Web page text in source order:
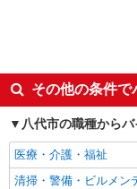
その他の条件で
八代市の職種から
医療・介護・福祉
清掃・警備・ビルメン